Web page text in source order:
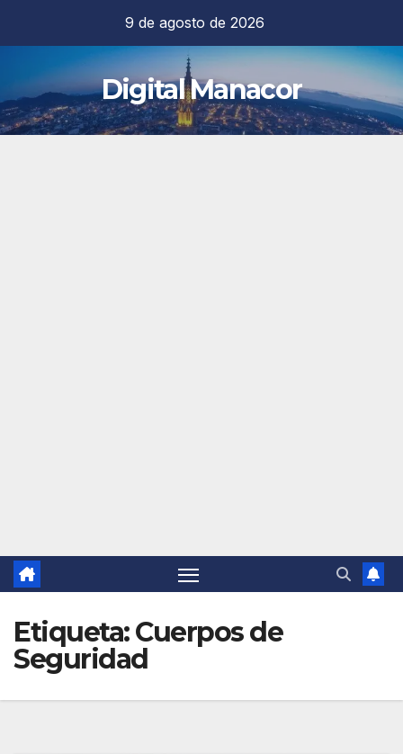
contenido
9 de agosto de 2026
Digital Manacor
Etiqueta:Cuerpos de
Seguridad